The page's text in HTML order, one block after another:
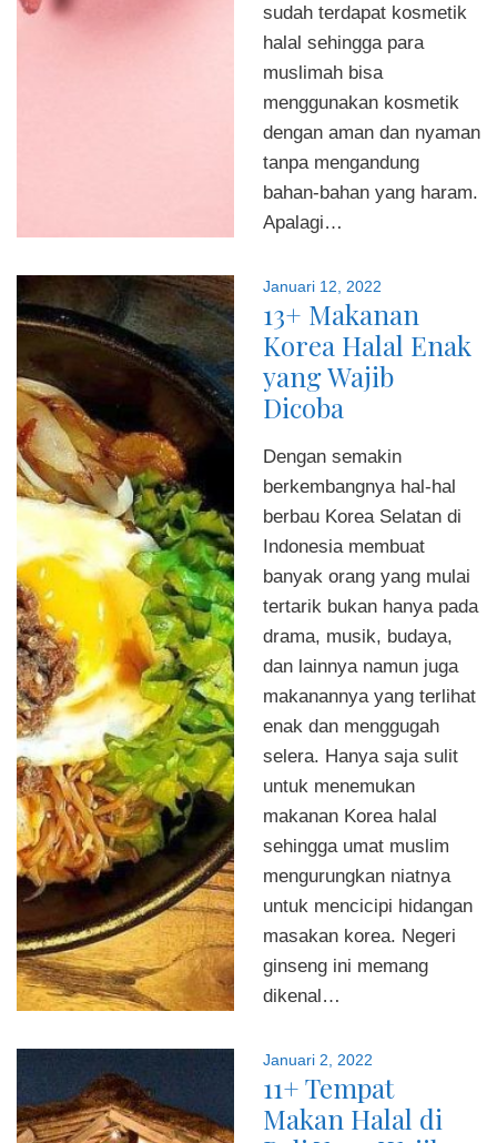
sudah terdapat kosmetik
halal sehingga para
muslimah bisa
menggunakan kosmetik
dengan aman dan nyaman
tanpa mengandung
bahan-bahan yang haram.
Apalagi…
13+ Makanan
Korea Halal Enak
yang Wajib
Dicoba
Januari 12, 2022
Dengan semakin
berkembangnya hal-hal
berbau Korea Selatan di
Indonesia membuat
banyak orang yang mulai
tertarik bukan hanya pada
drama, musik, budaya,
dan lainnya namun juga
makanannya yang terlihat
enak dan menggugah
selera. Hanya saja sulit
untuk menemukan
makanan Korea halal
sehingga umat muslim
mengurungkan niatnya
untuk mencicipi hidangan
masakan korea. Negeri
ginseng ini memang
dikenal…
11+ Tempat
Makan Halal di
Januari 2, 2022